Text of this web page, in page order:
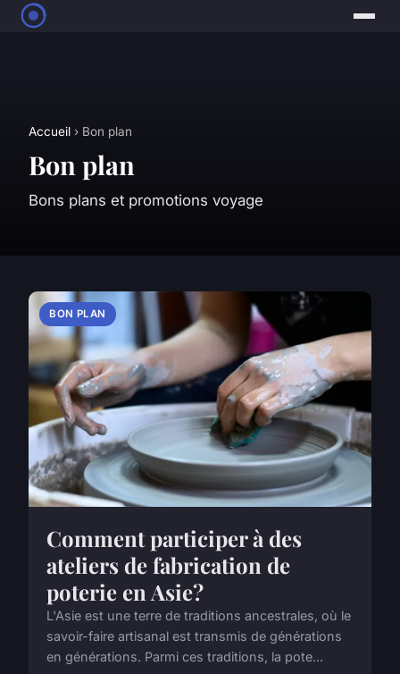
Accueil › Bon plan
Bon plan
Bons plans et promotions voyage
BON PLAN
Comment participer à des
ateliers de fabrication de
poterie en Asie?
L'Asie est une terre de traditions ancestrales, où le
savoir-faire artisanal est transmis de générations
en générations. Parmi ces traditions, la pote...